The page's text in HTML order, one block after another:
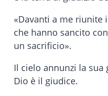
«Davanti a me riunite
che hanno sancito
un sacrificio».
Il cielo annunzi la sua
Dio è il giudice.